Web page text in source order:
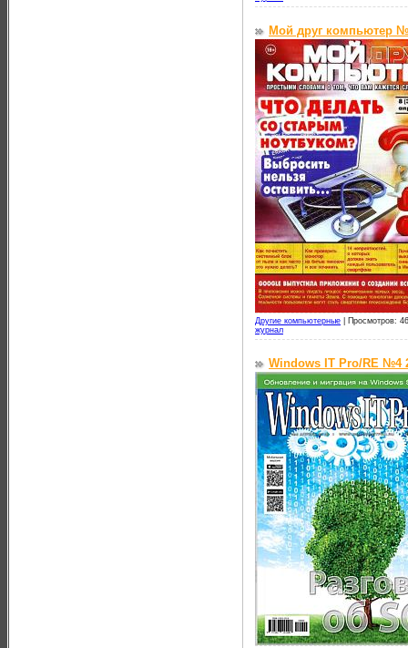
Мой друг компьютер
Другие компьютерные
Просмотров:
журнал
Windows IT Pro/RE №4